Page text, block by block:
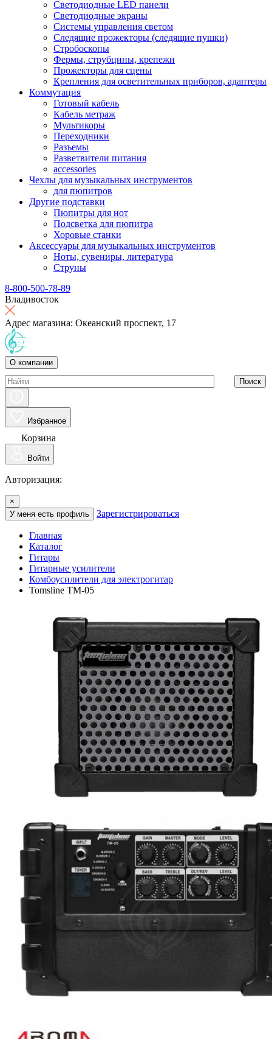
Светодиодные LED панели
Светодиодные экраны
Системы управления светом
Следящие прожекторы (следящие пушки)
Стробоскопы
Фермы, струбцины, крепежи
Прожекторы для сцены
Крепления для осветительных приборов, адаптеры
Коммутация
Готовый кабель
Кабель метраж
Мультикоры
Переходники
Разъемы
Разветвители питания
accessories
Чехлы для музыкальных инструментов
для пюпитров
Другие подставки
Пюпитры для нот
Подсветка для пюпитра
Хоровые станки
Аксессуары для музыкальных инструментов
Ноты, сувениры, литература
Струны
8-800-500-78-89
Владивосток
Адрес магазина: Океанский проспект, 17
О компании
Поиск
Избранное
Корзина
Войти
Авторизация:
×
У меня есть профиль
Зарегистрироваться
Главная
Каталог
Гитары
Гитарные усилители
Комбоусилители для электрогитар
Tomsline TM-05